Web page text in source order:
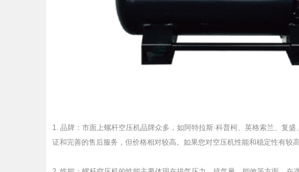
1. 品牌：市面上螺杆空压机品牌众多，如阿特拉斯·科普柯、英格索兰、复
证和完善的售后服务，但价格相对较高。如果您对空压机性能和稳定性有较